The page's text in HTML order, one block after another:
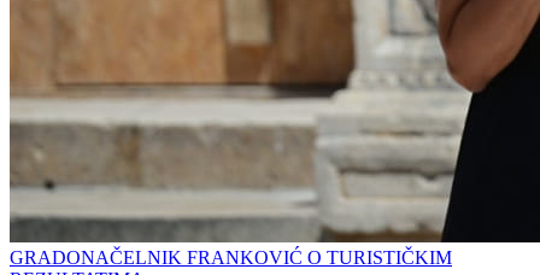
GRADONAČELNIK FRANKOVIĆ O TURISTIČKIM